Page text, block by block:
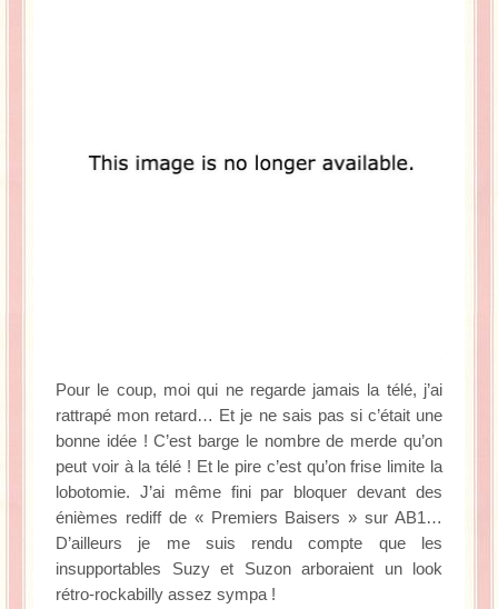
Pour le coup, moi qui ne regarde jamais la télé, j’ai
rattrapé mon retard… Et je ne sais pas si c’était une
bonne idée ! C’est barge le nombre de merde qu’on
peut voir à la télé ! Et le pire c’est qu’on frise limite la
lobotomie. J’ai même fini par bloquer devant des
énièmes rediff de « Premiers Baisers » sur AB1…
D’ailleurs je me suis rendu compte que les
insupportables Suzy et Suzon arboraient un look
rétro-rockabilly assez sympa !